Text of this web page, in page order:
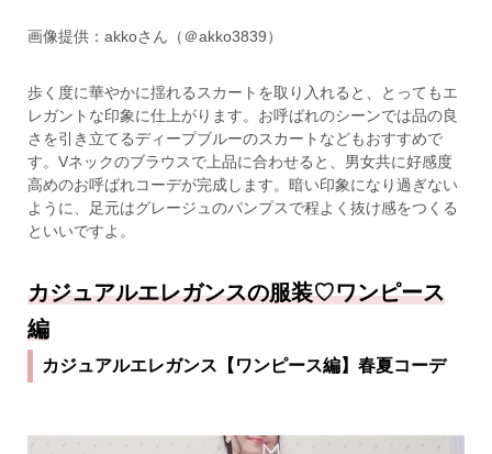
画像提供：akkoさん（＠akko3839）
歩く度に華やかに揺れるスカートを取り入れると、とってもエ
レガントな印象に仕上がります。お呼ばれのシーンでは品の良
さを引き立てるディープブルーのスカートなどもおすすめで
す。Vネックのブラウスで上品に合わせると、男女共に好感度
高めのお呼ばれコーデが完成します。暗い印象になり過ぎない
ように、足元はグレージュのパンプスで程よく抜け感をつくる
といいですよ。
カジュアルエレガンスの服装♡ワンピース
編
カジュアルエレガンス【ワンピース編】春夏コーデ